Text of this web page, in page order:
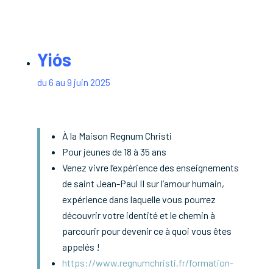
Yiós
du 6 au 9 juin 2025
À la Maison Regnum Christi
Pour jeunes de 18 à 35 ans
Venez vivre l’expérience des enseignements
de saint Jean-Paul II sur l’amour humain,
expérience dans laquelle vous pourrez
découvrir votre identité et le chemin à
parcourir pour devenir ce à quoi vous êtes
appelés !
https://www.regnumchristi.fr/formation-